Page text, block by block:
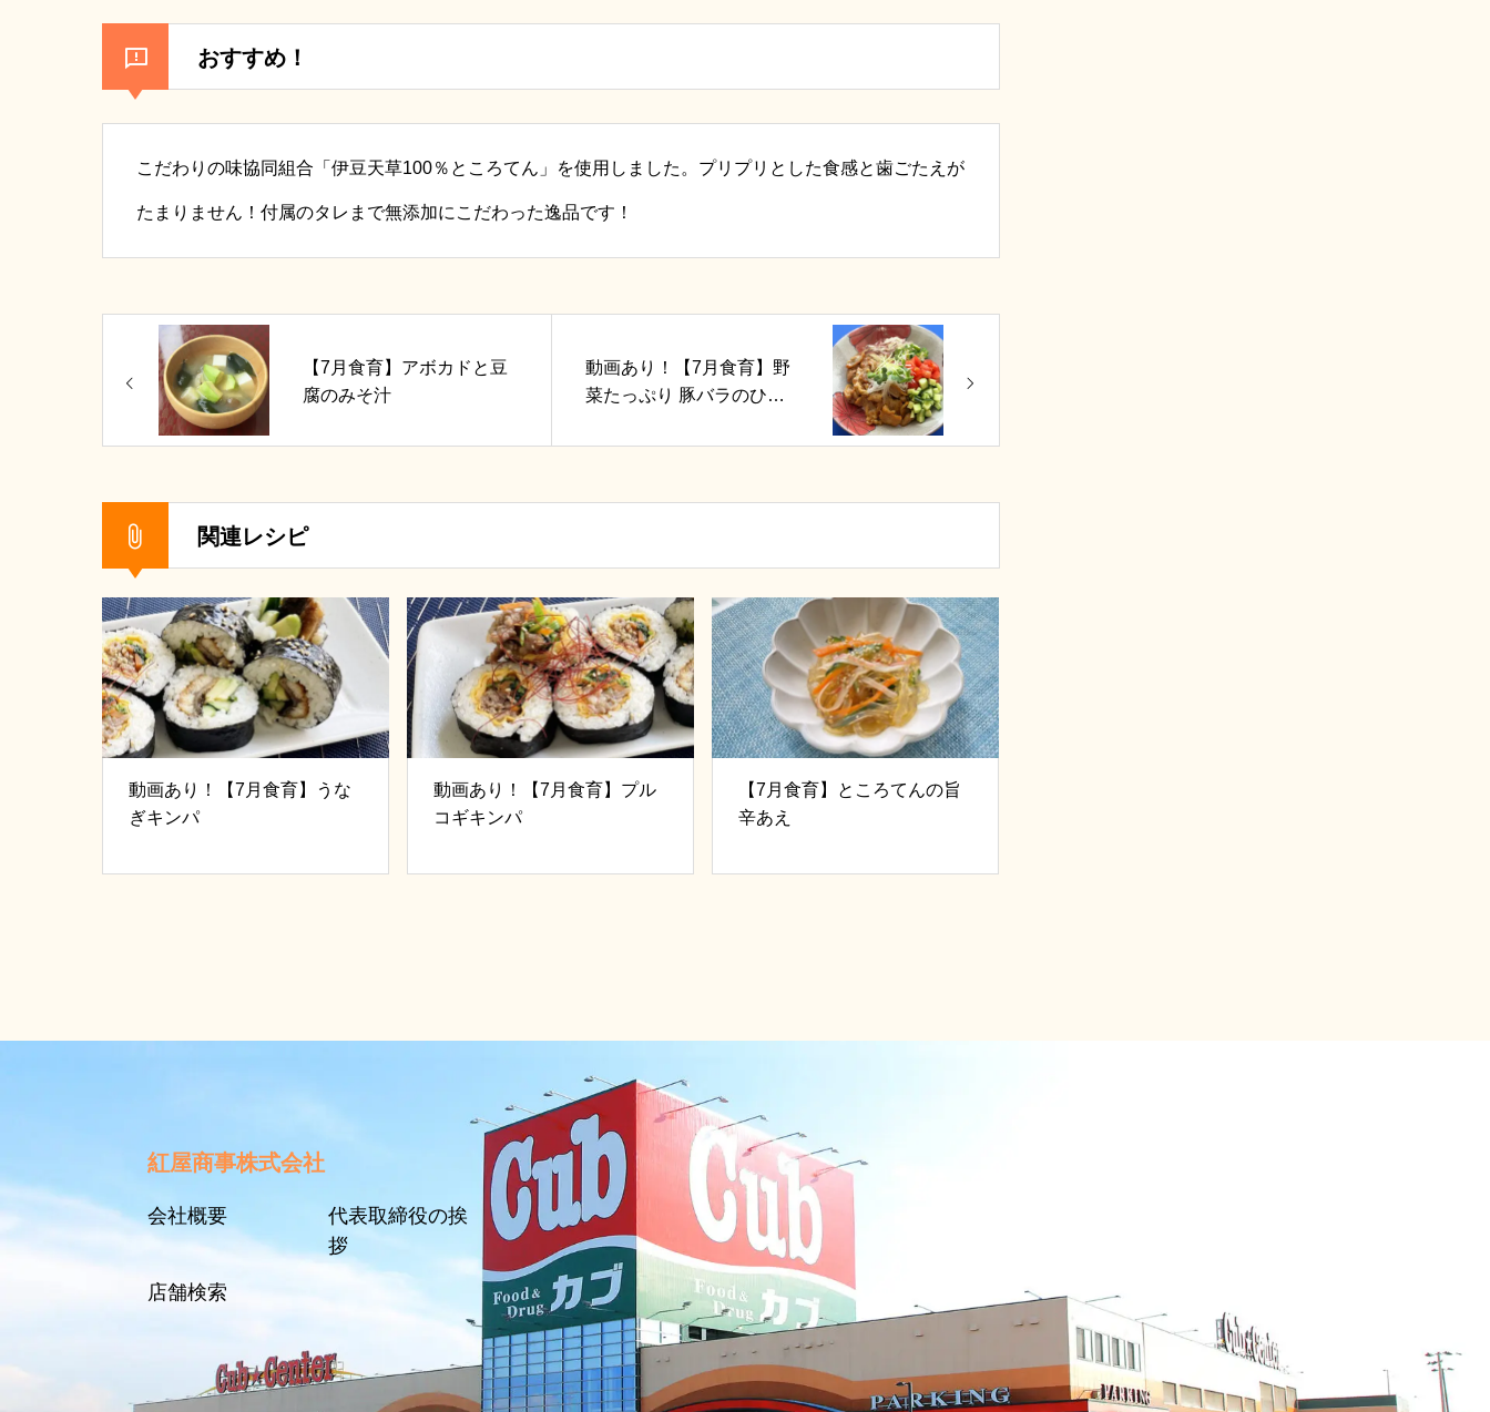
おすすめ！
こだわりの味協同組合「伊豆天草100％ところてん」を使用しました。プリプリとした食感と歯ごたえが
たまりません！付属のタレまで無添加にこだわった逸品です！
【7月食育】アボカドと豆
腐のみそ汁
動画あり！【7月食育】野
菜たっぷり 豚バラのひつ
関連レシピ
動画あり！【7月食育】うな
ぎキンパ
動画あり！【7月食育】プル
コギキンパ
【7月食育】ところてんの旨
辛あえ
紅屋商事株式会社
会社概要
代表取締役の挨
拶
店舗検索